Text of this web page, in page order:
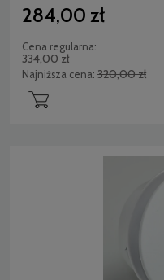
284,00 zł
Cena regularna:
334,00 zł
Najniższa cena: 320,00 zł